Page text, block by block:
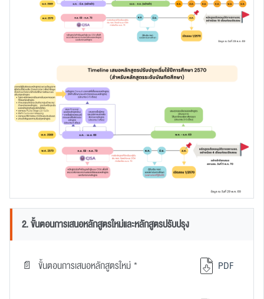
2. ขั้นตอนการเสนอหลักสูตรใหม่และหลักสูตรปรับปรุง
ขั้นตอนการเสนอหลักสูตรใหม่ * PDF